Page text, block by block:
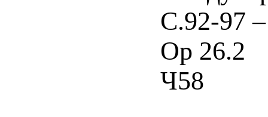
С.92-97
Ор 26.2
Ч58